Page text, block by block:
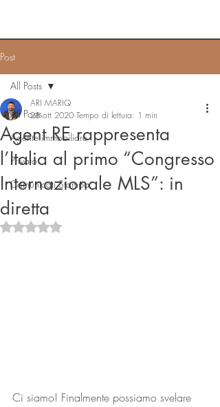
Post
All Posts
Agente immobiliare
Privato
Comunicati Stampa
All Posts
Agent RE rappresenta
l’Italia al primo “Congresso
Internazionale MLS”: in
diretta
ARI MARIQ
28 ott 2020 Tempo di lettura: 1 min
Valutazione NaN stelle su 5.
Ci siamo! Finalmente possiamo svelare